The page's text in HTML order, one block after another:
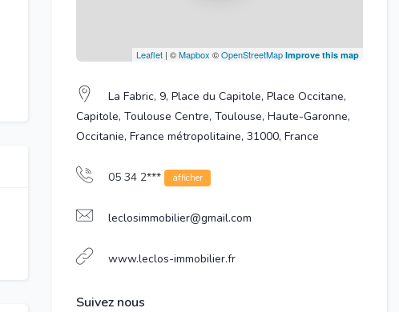
Leaflet| ©Mapbox ©OpenStreetMap Improve this map
La Fabric, 9, Place du Capitole, Place Occitane,
Capitole, Toulouse Centre, Toulouse, Haute-Garonne,
Occitanie, France métropolitaine, 31000, France
05 34 2*** afficher
leclosimmobilier@gmail.com
www.leclos-immobilier.fr
Suivez nous